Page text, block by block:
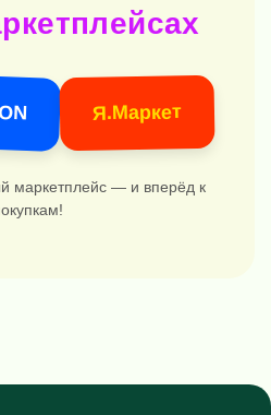
Я.Маркет
маркетплейс — и вперёд к